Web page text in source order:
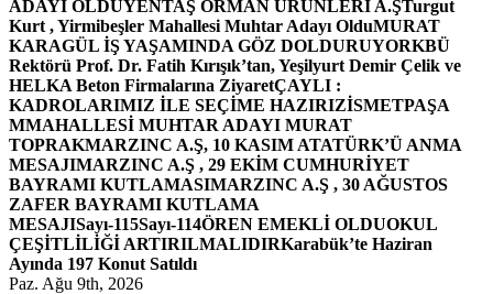
ADAYI OLDUYENTAŞ ORMAN ÜRÜNLERİ A.ŞTurgut
Kurt , Yirmibeşler Mahallesi Muhtar Adayı OlduMURAT
KARAGÜL İŞ YAŞAMINDA GÖZ DOLDURUYORKBÜ
Rektörü Prof. Dr. Fatih Kırışık’tan, Yeşilyurt Demir Çelik ve
HELKA Beton Firmalarına ZiyaretÇAYLI :
KADROLARIMIZ İLE SEÇİME HAZIRIZİSMETPAŞA
MMAHALLESİ MUHTAR ADAYI MURAT
TOPRAKMARZINC A.Ş, 10 KASIM ATATÜRK’Ü ANMA
MESAJIMARZINC A.Ş , 29 EKİM CUMHURİYET
BAYRAMI KUTLAMASIMARZINC A.Ş , 30 AĞUSTOS
ZAFER BAYRAMI KUTLAMA
MESAJISayı-115Sayı-114ÖREN EMEKLİ OLDUOKUL
ÇEŞİTLİLİĞİ ARTIRILMALIDIRKarabük’te Haziran
Ayında 197 Konut Satıldı
Paz. Ağu 9th, 2026